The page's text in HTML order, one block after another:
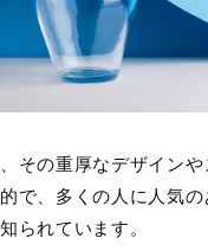
その重厚なデザインや
で、多くの人に人気
られています。